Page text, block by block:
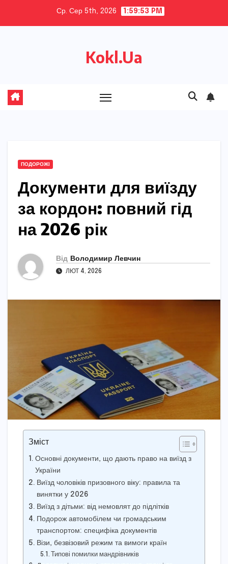
Ср. Сер 5th, 2026 1:59:55 PM
Kokl.Ua
ПОДОРОЖІ
Документи для виїзду
за кордон: повний гід
на 2026 рік
Від Володимир Левчин
ЛЮТ 4, 2026
Зміст
Основні документи, що дають право на виїзд з
України
Виїзд чоловіків призовного віку: правила та
винятки у 2026
Виїзд з дітьми: від немовлят до підлітків
Подорож автомобілем чи громадським
транспортом: специфіка документів
Візи, безвізовий режим та вимоги країн
Типові помилки мандрівників